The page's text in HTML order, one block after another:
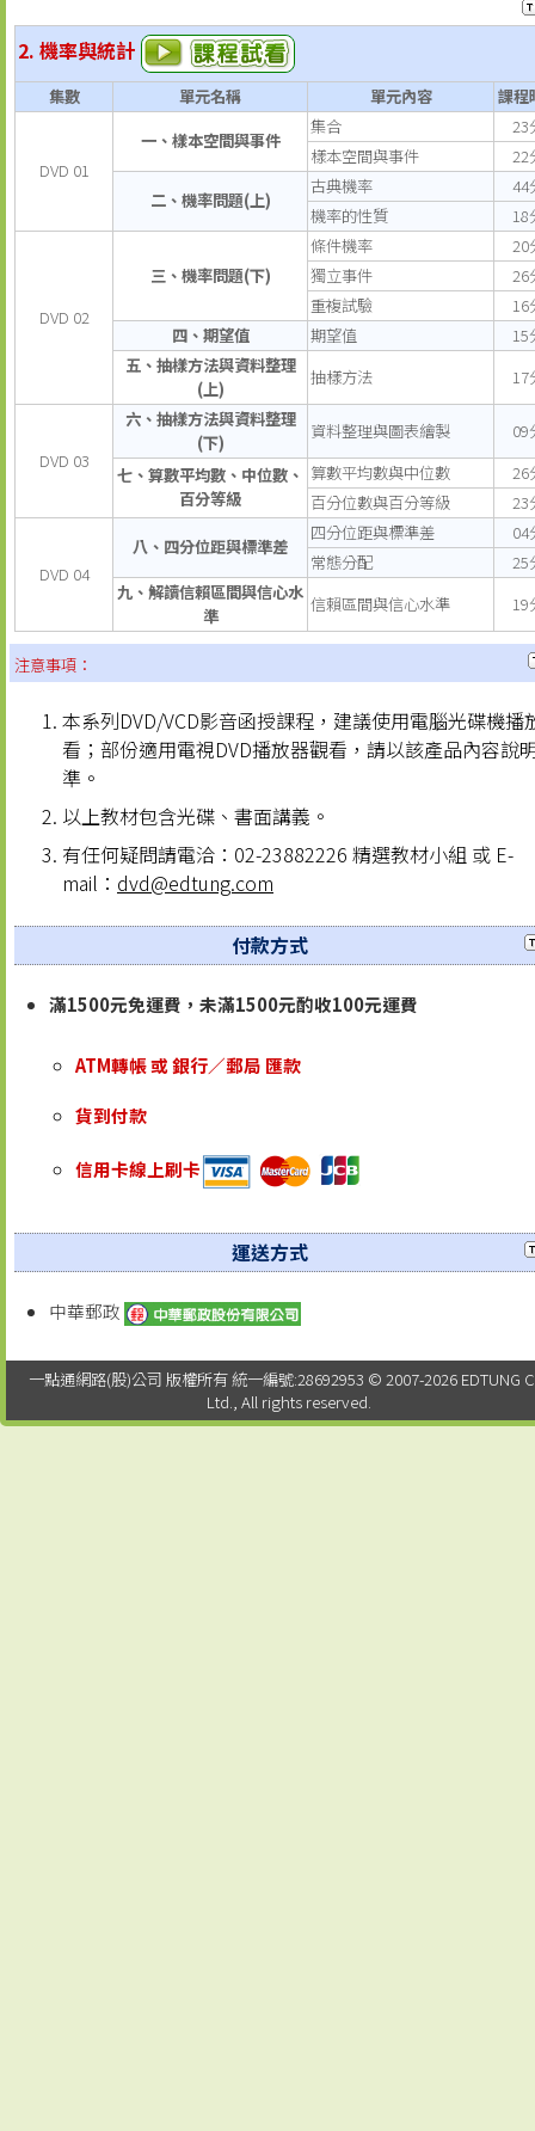
2. 機率與統計
集數 單元名稱 單元內容 課程
DVD 01
一、樣本空間與事件
集合
23
樣本空間與事件
22
二、機率問題(上)
古典機率
44
機率的性質
18
DVD 02
三、機率問題(下)
條件機率
20
獨立事件
26
重複試驗
16
四、期望值
期望值
15
五、抽樣方法與資料整理
(上)
抽樣方法 17
DVD 03
六、抽樣方法與資料整理
(下)
資料整理與圖表繪製
09
七、算數平均數、中位數、
百分等級
算數平均數與中位數
26
百分位數與百分等級
23
DVD 04
八、四分位距與標準差
四分位距與標準差
04
常態分配
25
九、解讀信賴區間與信心水
準
信賴區間與信心水準 19
注意事項：
本系列DVD/VCD影音函授課程，建議使用電腦光碟機播
看；部份適用電視DVD播放器觀看，請以該產品內容說
準。
以上教材包含光碟、書面講義。
有任何疑問請電洽：02-23882226 精選教材小組 或 E-
mail： dvd@edtung.com
付款方式
滿1500元免運費，未滿1500元酌收100元運費
ATM轉帳 或 銀行／郵局 匯款
貨到付款
信用卡線上刷卡
運送方式
中華郵政
一點通網路(股)公司 版權所有 統一編號:28692953 © 2007-2026 EDTUNG
Ltd., All rights reserved.